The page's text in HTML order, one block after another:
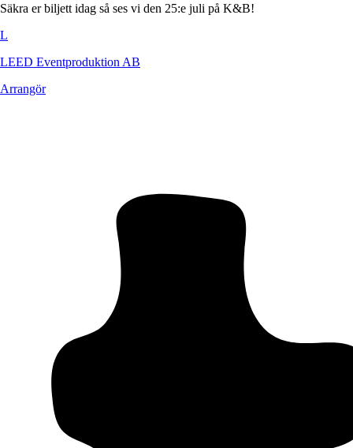
Säkra er biljett idag så ses vi den 25:e juli på K&B!
L
LEED Eventproduktion AB
Arrangör